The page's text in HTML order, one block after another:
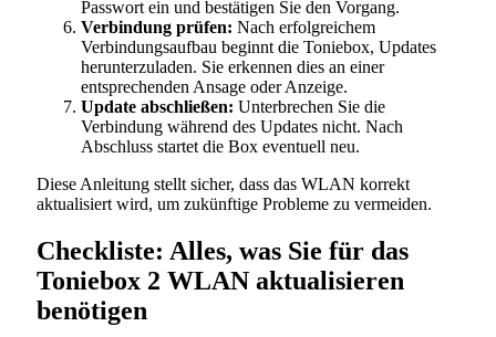
Passwort ein und bestätigen Sie den Vorgang.
Verbindung prüfen: Nach erfolgreichem
Verbindungsaufbau beginnt die Toniebox, Updates
herunterzuladen. Sie erkennen dies an einer
entsprechenden Ansage oder Anzeige.
Update abschließen: Unterbrechen Sie die
Verbindung während des Updates nicht. Nach
Abschluss startet die Box eventuell neu.
Diese Anleitung stellt sicher, dass das WLAN korrekt
aktualisiert wird, um zukünftige Probleme zu vermeiden.
Checkliste: Alles, was Sie für das
Toniebox 2 WLAN aktualisieren
benötigen